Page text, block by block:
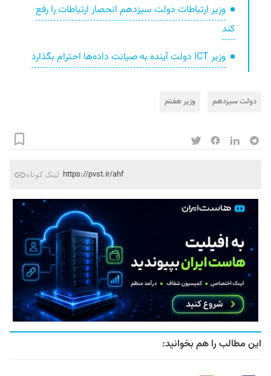
وزیر ارتباطات دولت سیزدهم انحصار ارتباطات را رفع
کند
وزیر ICT دولت آینده به صیانت داده‌ها احترام بگذارد
دولت سیزدهم وزیر هفتم
لینک کوتاه https://pvst.ir/ahf
این مطالب را هم بخوانید: